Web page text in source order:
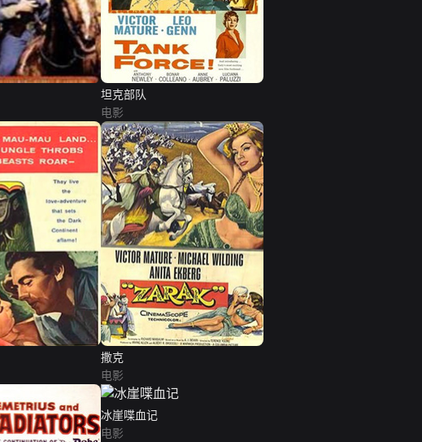
坦克部队
电影
撒克
电影
冰崖喋血记
电影